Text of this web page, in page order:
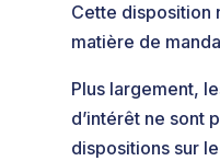
Cette disposition
matière de
Plus largement,
d’intérêt ne sont
dispositions sur